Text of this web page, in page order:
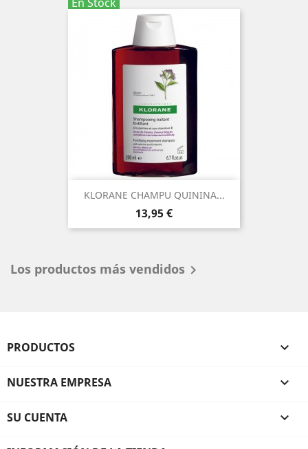
KLORANE CHAMPU QUININA...
Precio
13,95 €
Los productos más vendidos 
PRODUCTOS 
NUESTRA EMPRESA 
SU CUENTA 